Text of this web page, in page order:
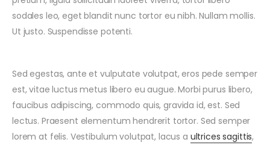
sodales leo, eget blandit nunc tortor eu nibh. Nullam mollis.
Ut justo. Suspendisse potenti.
Sed egestas, ante et vulputate volutpat, eros pede semper
est, vitae luctus metus libero eu augue. Morbi purus libero,
faucibus adipiscing, commodo quis, gravida id, est. Sed
lectus. Praesent elementum hendrerit tortor. Sed semper
lorem at felis. Vestibulum volutpat, lacus a ultrices sagittis,